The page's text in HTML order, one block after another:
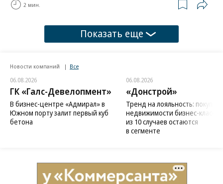
2 мин.
Показать еще
Новости компаний Все
06.08.2026
ГК «Галс-Девелопмент»
В бизнес-центре «Адмирал» в
Южном порту залит первый куб
бетона
06.08.2026
«Донстрой»
Тренд на лояльность:
недвижимости бизнес-класса
из 10 случаев остаются
в сегменте